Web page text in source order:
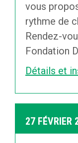
vous
rythme de
Rendez-
Fondation
Détails et
27 FÉVRIER